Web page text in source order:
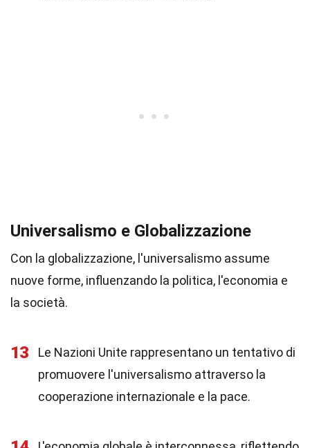
Universalismo e Globalizzazione
Con la globalizzazione, l'universalismo assume
nuove forme, influenzando la politica, l'economia e
la società.
13
Le Nazioni Unite rappresentano un tentativo di
promuovere l'universalismo attraverso la
cooperazione internazionale e la pace.